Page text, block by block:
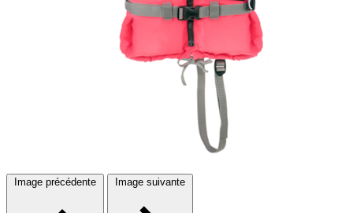
Image précédente Image suivante